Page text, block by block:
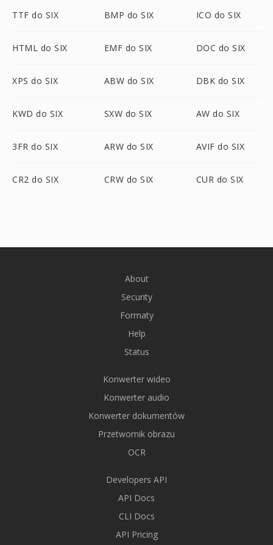
TTF do SIX BMP do SIX ICO do SIX
HTML do SIX EMF do SIX DOC do SIX
XPS do SIX ABW do SIX DBK do SIX
KWD do SIX SXW do SIX AW do SIX
3FR do SIX ARW do SIX AVIF do SIX
CR2 do SIX CRW do SIX CUR do SIX
About
Security
Formaty
Help
Status
Konwerter wideo
Konwerter audio
Konwerter dokumentów
Przetwornik obrazu
OCR
Developers API
API Docs
CLI Docs
API Pricing